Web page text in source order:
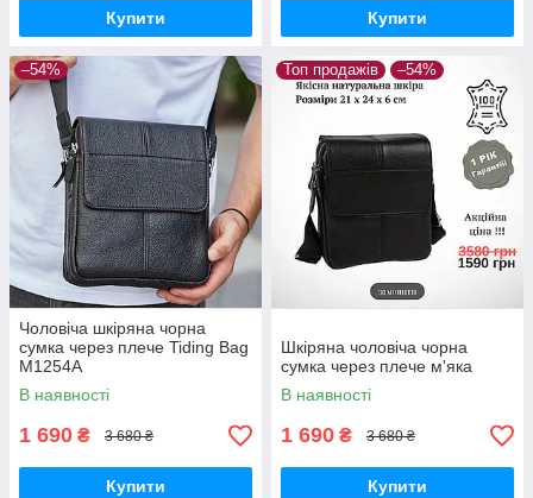
Купити Купити
–54%
Чоловіча шкіряна чорна
сумка через плече Tiding Bag
M1254A
В наявності
1 690 ₴ 3 680 ₴
Купити
Топ продажів –54%
Шкіряна чоловіча чорна
сумка через плече м'яка
В наявності
1 690 ₴ 3 680 ₴
Купити